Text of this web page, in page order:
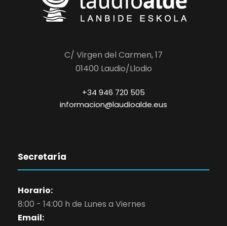
C/ Virgen del Carmen, 17
01400 Laudio/Llodio
+34 946 720 505
informacion@laudioalde.eus
Secretaría
Horario:
8:00 - 14:00 h de Lunes a Viernes
Email: